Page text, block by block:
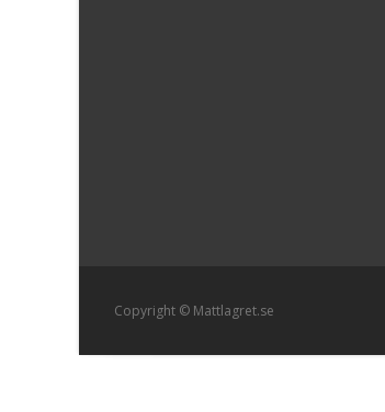
Copyright © Mattlagret.se